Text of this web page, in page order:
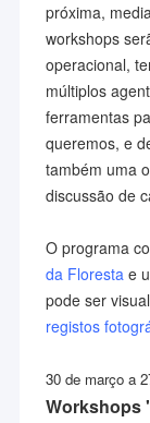
próxima,
workshops
operacional,
múltiplos
ferramentas
queremos, e
também uma
discussão de
O programa
da Floresta e
pode ser
registos
30 de março a
Workshops